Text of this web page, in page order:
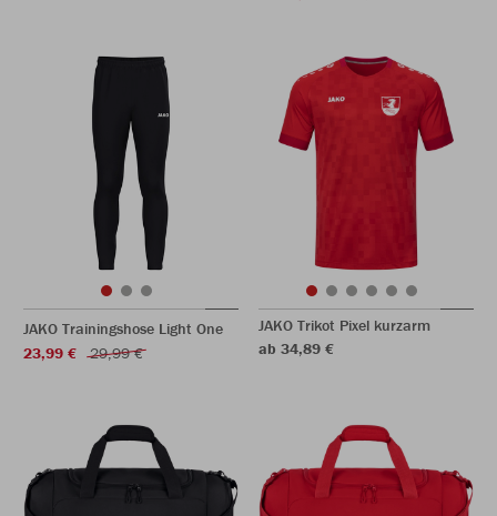
JAKO Trainingshose Light One
23,99 €
29,99 €
JAKO Trikot Pixel kurzarm
ab 34,89 €